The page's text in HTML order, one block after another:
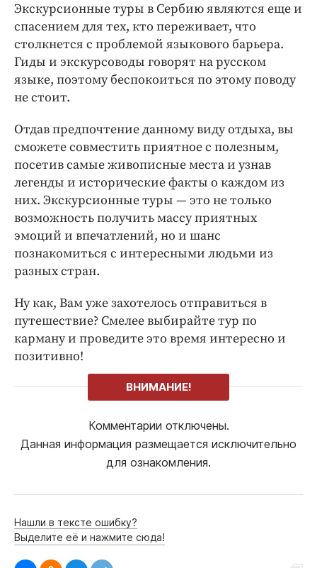
Экскурсионные туры в Сербию являются еще и
спасением для тех, кто переживает, что
столкнется с проблемой языкового барьера.
Гиды и экскурсоводы говорят на русском
языке, поэтому беспокоиться по этому поводу
не стоит.
Отдав предпочтение данному виду отдыха, вы
сможете совместить приятное с полезным,
посетив самые живописные места и узнав
легенды и исторические факты о каждом из
них. Экскурсионные туры — это не только
возможность получить массу приятных
эмоций и впечатлений, но и шанс
познакомиться с интересными людьми из
разных стран.
Ну как, Вам уже захотелось отправиться в
путешествие? Смелее выбирайте тур по
карману и проведите это время интересно и
позитивно!
ВНИМАНИЕ!
Комментарии отключены.
Данная информация размещается исключительно
для ознакомления.
Нашли в тексте ошибку?
Выделите её и нажмите сюда!